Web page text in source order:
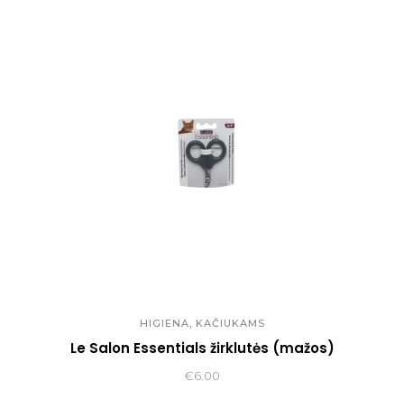
HIGIENA, KAČIUKAMS
Le Salon Essentials žirklutės (mažos)
€6.00